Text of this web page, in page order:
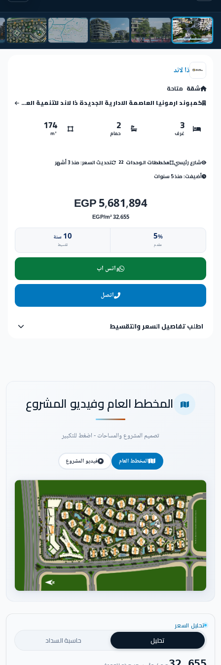
ذا لاند
شقة متاحة
كمبوند ارمونيا العاصمة الادارية الجديدة ذا لاند للتنمية العقارية
3
غرف
2
حمام
174
m²
شارع رئيسي مخططات الوحدات 22
تحديث السعر: منذ 3 أشهر
أضيفت: منذ 5 سنوات
5,681,894 EGP
32,655 EGP/m²
5%
مقدم
10 سنة
تقسيط
واتس اب
اتصل
اطلب تفاصيل السعر والتقسيط
المخطط العام وفيديو المشروع
تصميم المشروع والمساحات - اضغط للتكبير
المخطط العام فيديو المشروع
تحليل السعر
تحليل حاسبة السداد